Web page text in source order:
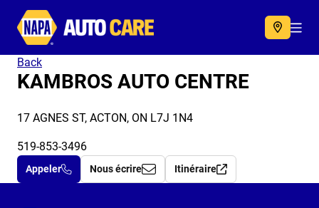
Autocare
Back
KAMBROS AUTO CENTRE
17 AGNES ST, ACTON, ON L7J 1N4
519-853-3496
Appeler Nous écrire Itinéraire